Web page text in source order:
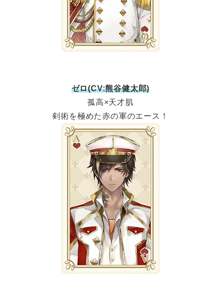
ゼロ(CV:熊谷健太郎)
孤高×天才肌
剣術を極めた赤の軍のエース！